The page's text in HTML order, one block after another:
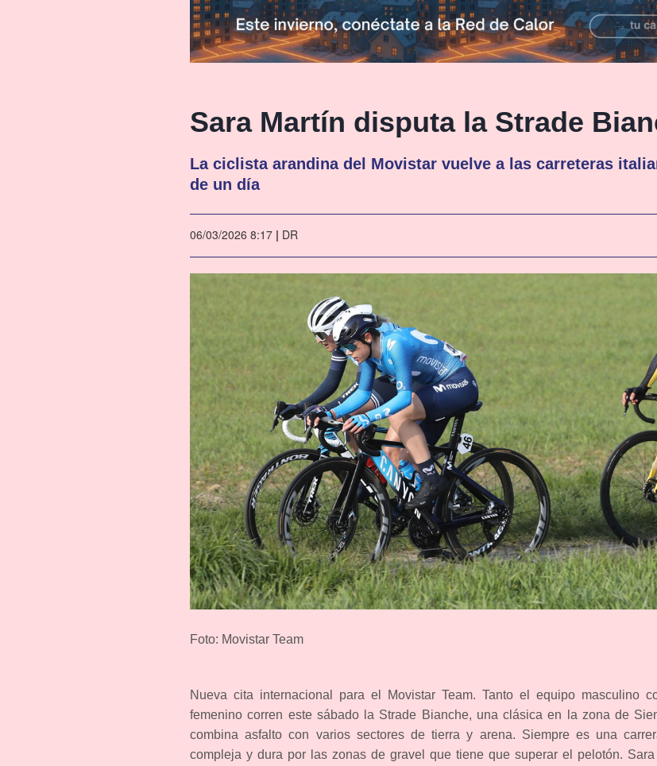
Sara Martín disputa la Strade
La ciclista arandina del Movistar vuelve a las carreteras
de un día
06/03/2026 8:17 | DR
Foto: Movistar Team
Nueva cita internacional para el Movistar Team. Tanto el equipo masculino
femenino corren este sábado la Strade Bianche, una clásica en la zona de
combina asfalto con varios sectores de tierra y arena. Siempre es una
compleja y dura por las zonas de gravel que tiene que superar el pelotón. Sara